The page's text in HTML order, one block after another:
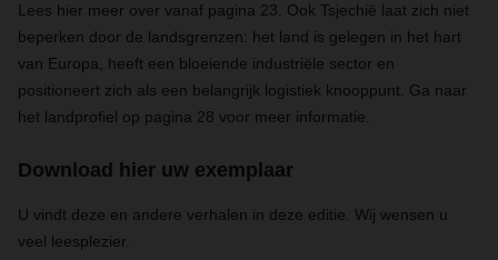
Lees hier meer over vanaf pagina 23. Ook Tsjechië laat zich niet
beperken door de landsgrenzen: het land is gelegen in het hart
van Europa, heeft een bloeiende industriële sector en
positioneert zich als een belangrijk logistiek knooppunt. Ga naar
het landprofiel op pagina 28 voor meer informatie.
Download hier uw exemplaar
U vindt deze en andere verhalen in deze editie. Wij wensen u
veel leesplezier.